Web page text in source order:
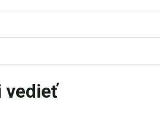
vedieť